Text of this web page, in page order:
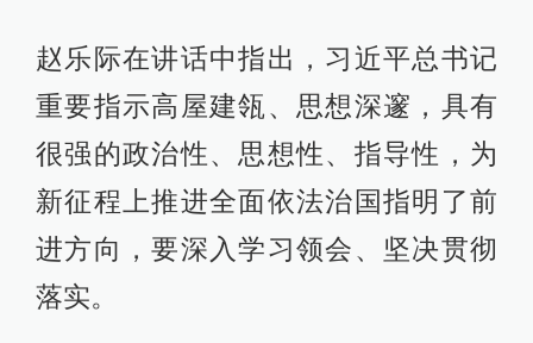
赵乐际在讲话中指出，习近平总书记
重要指示高屋建瓴、思想深邃，具有
很强的政治性、思想性、指导性，为
新征程上推进全面依法治国指明了前
进方向，要深入学习领会、坚决贯彻
落实。